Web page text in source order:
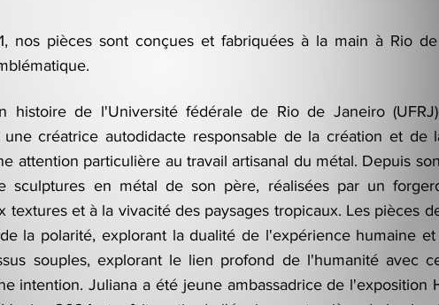
nos pièces sont conçues et fabriquées à la main à Rio
histoire de l'Université fédérale de Rio de Janeiro
une créatrice autodidacte responsable de la création et de
attention particulière au travail artisanal du métal. Depuis
sculptures en métal de son père, réalisées par un
textures et à la vivacité des paysages tropicaux. Les pièces
la polarité, explorant la dualité de l'expérience humaine
souples, explorant le lien profond de l'humanité avec
intention. Juliana a été jeune ambassadrice de l'exposition